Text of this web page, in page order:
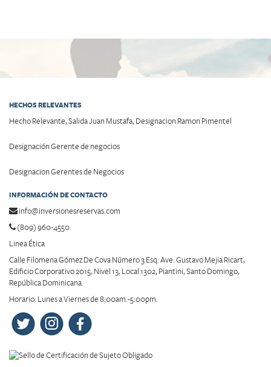
HECHOS RELEVANTES
Hecho Relevante, Salida Juan Mustafa, Designacion Ramon Pimentel
Designación Gerente de negocios
Designacion Gerentes de Negocios
INFORMACIÓN DE CONTACTO
info@inversionesreservas.com
(809) 960-4550
Linea Ética
Calle Filomena Gómez De Cova Número 3 Esq. Ave. Gustavo Mejia Ricart,
Edificio Corporativo 2015, Nivel 13, Local 1302, Piantini, Santo Domingo,
República Dominicana.
Horario: Lunes a Viernes de 8:00am.-5:00pm.